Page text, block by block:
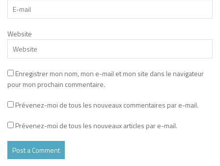
Website
Enregistrer mon nom, mon e-mail et mon site dans le navigateur
pour mon prochain commentaire.
Prévenez-moi de tous les nouveaux commentaires par e-mail.
Prévenez-moi de tous les nouveaux articles par e-mail.